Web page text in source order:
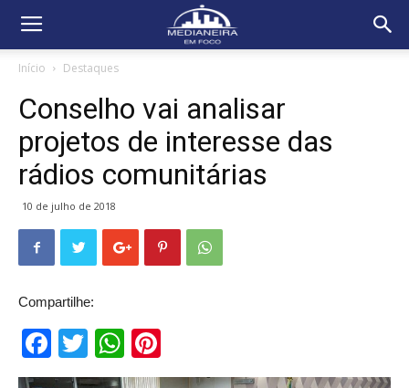
Início Destaques
Conselho vai analisar
projetos de interesse das
rádios comunitárias
10 de julho de 2018
Compartilhe:
Facebook
TwitterWhatsApp